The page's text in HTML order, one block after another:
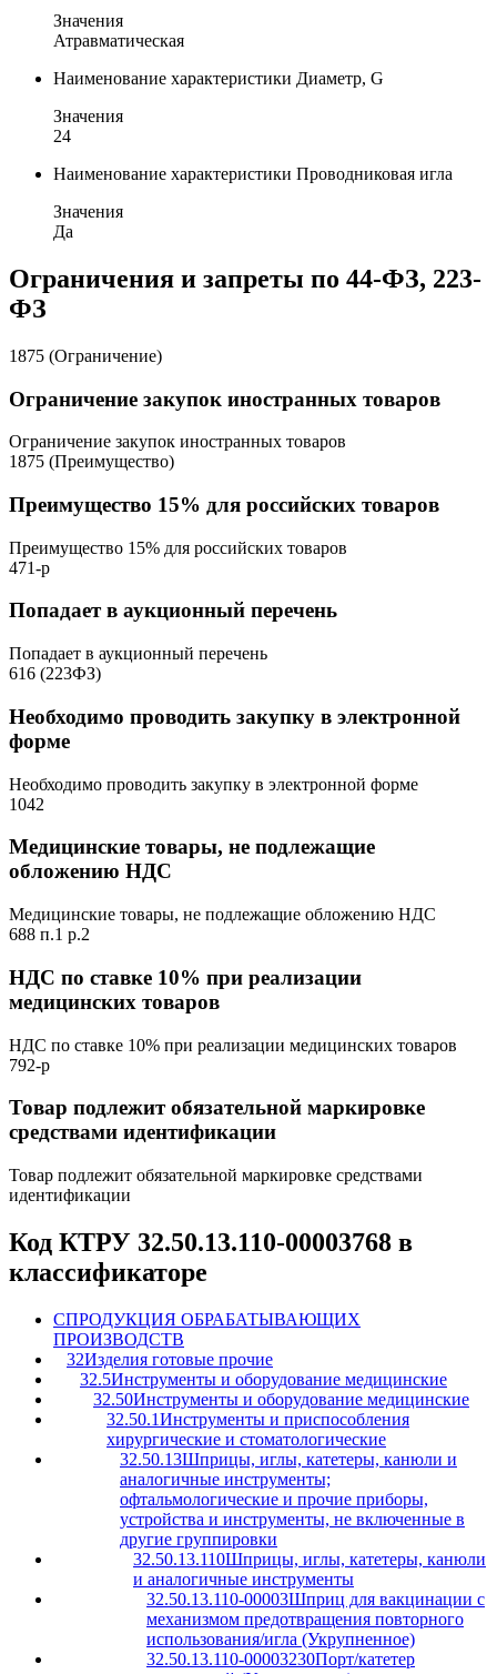
Значения
Атравматическая
Наименование характеристики Диаметр, G
Значения
24
Наименование характеристики Проводниковая игла
Значения
Да
Ограничения и запреты по 44-ФЗ, 223-
ФЗ
1875 (Ограничение)
Ограничение закупок иностранных товаров
Ограничение закупок иностранных товаров
1875 (Преимущество)
Преимущество 15% для российских товаров
Преимущество 15% для российских товаров
471-р
Попадает в аукционный перечень
Попадает в аукционный перечень
616 (223ФЗ)
Необходимо проводить закупку в электронной
форме
Необходимо проводить закупку в электронной форме
1042
Медицинские товары, не подлежащие
обложению НДС
Медицинские товары, не подлежащие обложению НДС
688 п.1 р.2
НДС по ставке 10% при реализации
медицинских товаров
НДС по ставке 10% при реализации медицинских товаров
792-р
Товар подлежит обязательной маркировке
средствами идентификации
Товар подлежит обязательной маркировке средствами
идентификации
Код КТРУ 32.50.13.110-00003768 в
классификаторе
CПРОДУКЦИЯ ОБРАБАТЫВАЮЩИХ
ПРОИЗВОДСТВ
32Изделия готовые прочие
32.5Инструменты и оборудование медицинские
32.50Инструменты и оборудование медицинские
32.50.1Инструменты и приспособления
хирургические и стоматологические
32.50.13Шприцы, иглы, катетеры, канюли и
аналогичные инструменты;
офтальмологические и прочие приборы,
устройства и инструменты, не включенные в
другие группировки
32.50.13.110Шприцы, иглы, катетеры, канюли
и аналогичные инструменты
32.50.13.110-00003Шприц для вакцинации с
механизмом предотвращения повторного
использования/игла (Укрупненное)
32.50.13.110-00003230Порт/катетер